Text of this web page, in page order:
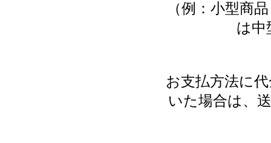
（例：小型商
は中
お支払方法に
いた場合は、